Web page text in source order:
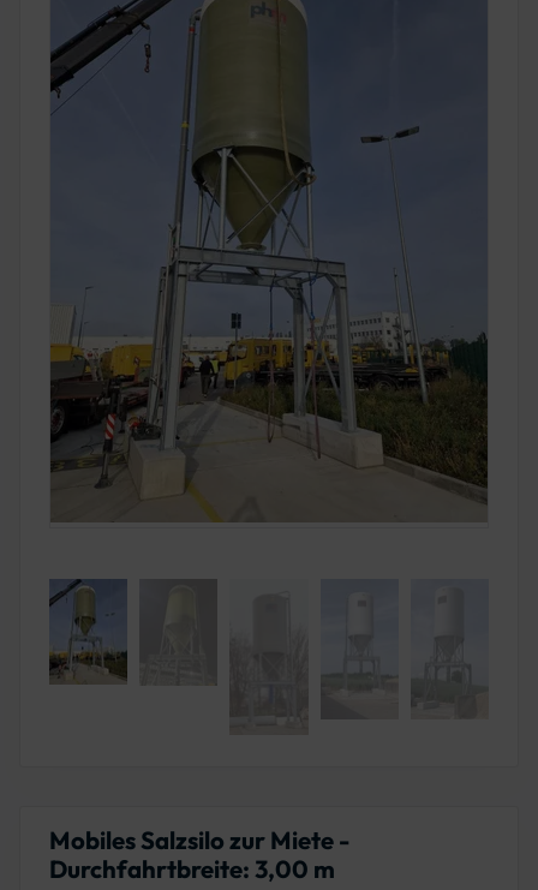
Mobiles Salzsilo zur Miete -
Durchfahrtbreite: 3,00 m